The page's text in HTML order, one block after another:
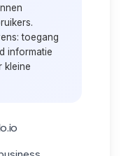
toegang
informatie
kleine